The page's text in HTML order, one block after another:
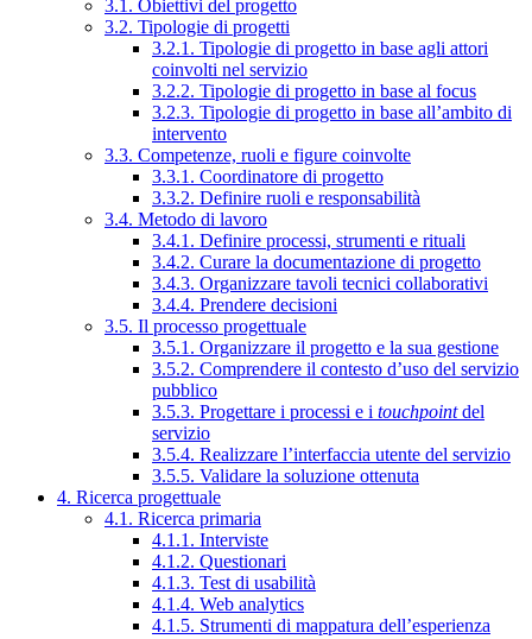
3.1. Obiettivi del progetto
3.2. Tipologie di progetti
3.2.1. Tipologie di progetto in base agli attori
coinvolti nel servizio
3.2.2. Tipologie di progetto in base al focus
3.2.3. Tipologie di progetto in base all’ambito di
intervento
3.3. Competenze, ruoli e figure coinvolte
3.3.1. Coordinatore di progetto
3.3.2. Definire ruoli e responsabilità
3.4. Metodo di lavoro
3.4.1. Definire processi, strumenti e rituali
3.4.2. Curare la documentazione di progetto
3.4.3. Organizzare tavoli tecnici collaborativi
3.4.4. Prendere decisioni
3.5. Il processo progettuale
3.5.1. Organizzare il progetto e la sua gestione
3.5.2. Comprendere il contesto d’uso del servizio
pubblico
3.5.3. Progettare i processi e i touchpointdel
servizio
3.5.4. Realizzare l’interfaccia utente del servizio
3.5.5. Validare la soluzione ottenuta
4. Ricerca progettuale
4.1. Ricerca primaria
4.1.1. Interviste
4.1.2. Questionari
4.1.3. Test di usabilità
4.1.4. Web analytics
4.1.5. Strumenti di mappatura dell’esperienza